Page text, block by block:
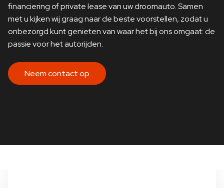
financiering of private lease van uw droomauto. Samen
met u kijken wij graag naar de beste voorstellen, zodat u
onbezorgd kunt genieten van waar het bij ons omgaat: de
passie voor het autorijden.
Neem contact op